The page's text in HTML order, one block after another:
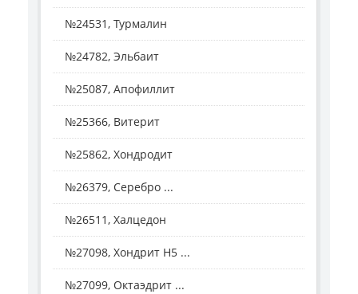
№24531, Турмалин
№24782, Эльбаит
№25087, Апофиллит
№25366, Витерит
№25862, Хондродит
№26379, Серебро ...
№26511, Халцедон
№27098, Хондрит H5 ...
№27099, Октаэдрит ...